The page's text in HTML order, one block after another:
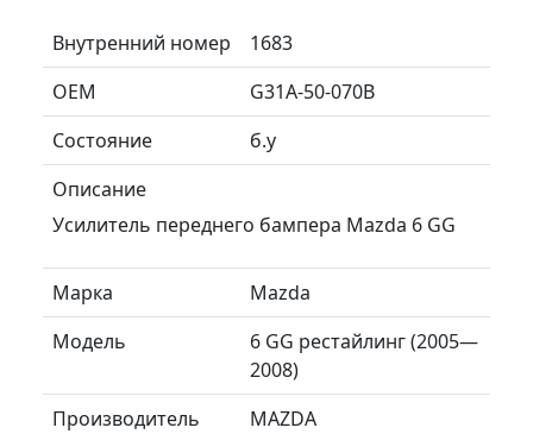
Внутренний номер
1683
ОЕМ
G31A-50-070B
Состояние
б.у
Описание
Усилитель переднего бампера Mazda 6 GG
Марка
Mazda
Модель
6 GG рестайлинг (2005—
2008)
Производитель
MAZDA